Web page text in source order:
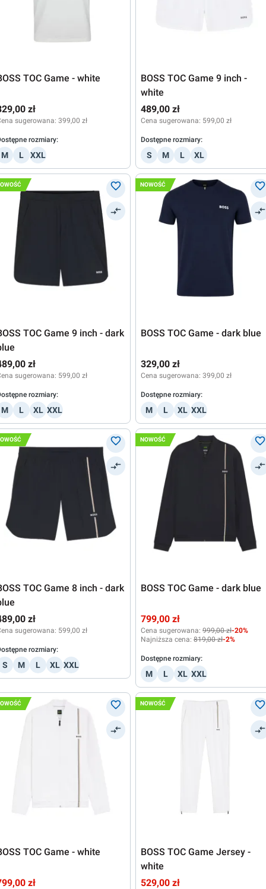
TOC Game - white
zł
sugerowana: 399,00 zł
rozmiary:
M L XXL
BOSS TOC Game 9 inch -
white
489,00 zł
Cena sugerowana: 599,00 zł
Dostępne rozmiary:
S M L XL
TOC Game 9 inch - dark
zł
sugerowana: 599,00 zł
rozmiary:
M L XL XXL
NOWOŚĆ
BOSS TOC Game - dark blue
329,00 zł
Cena sugerowana: 399,00 zł
Dostępne rozmiary:
M L XL XXL
TOC Game 8 inch - dark
zł
sugerowana: 599,00 zł
rozmiary:
S M L XL XXL
NOWOŚĆ
BOSS TOC Game - dark blue
799,00 zł
Cena sugerowana: 999,00 zł-20%
Najniższa cena: 819,00 zł-2%
Dostępne rozmiary:
M L XL XXL
TOC Game - white
zł
NOWOŚĆ
BOSS TOC Game Jersey -
white
529,00 zł